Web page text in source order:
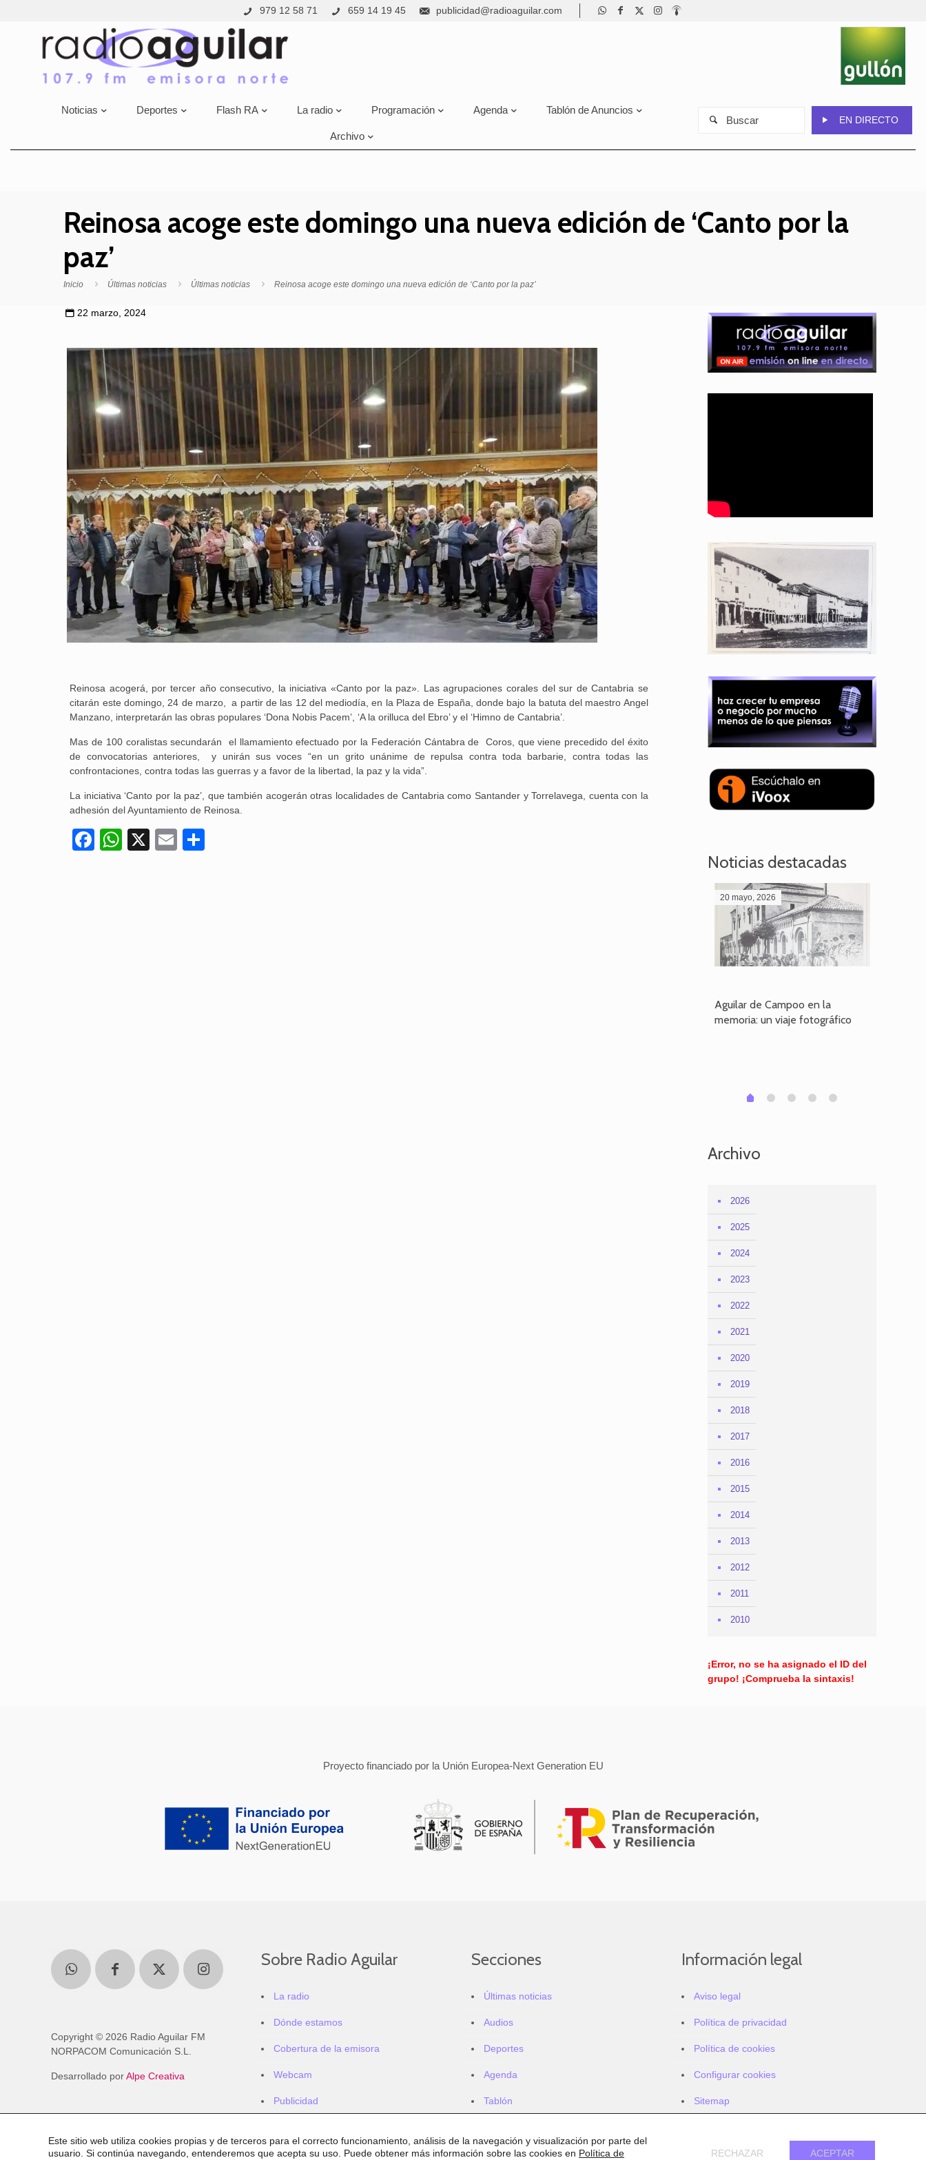
979 12 58 71 659 14 19 45 publicidad@radioaguilar.com
Noticias Deportes Flash RA La radio Programación Agenda Tablón de Anuncios
Archivo
EN DIRECTO
Reinosa acoge este domingo una nueva edición de ‘Canto por la
paz’
Inicio Últimas noticias Últimas noticias Reinosa acoge este domingo una nueva edición de ‘Canto por la paz’
22 marzo, 2024
Reinosa acogerá, por tercer año consecutivo, la iniciativa «Canto por la paz». Las agrupaciones corales del sur de Cantabria se
citarán este domingo, 24 de marzo, a partir de las 12 del mediodía, en la Plaza de España, donde bajo la batuta del maestro Angel
Manzano, interpretarán las obras populares ‘Dona Nobis Pacem’, ‘A la orilluca del Ebro’ y el ‘Himno de Cantabria’.
Mas de 100 coralistas secundarán el llamamiento efectuado por la Federación Cántabra de Coros, que viene precedido del éxito
de convocatorias anteriores, y unirán sus voces “en un grito unánime de repulsa contra toda barbarie, contra todas las
confrontaciones, contra todas las guerras y a favor de la libertad, la paz y la vida”.
La iniciativa ‘Canto por la paz’, que también acogerán otras localidades de Cantabria como Santander y Torrelavega, cuenta con la
adhesión del Ayuntamiento de Reinosa.
Facebook
WhatsApp
X Email
Noticias destacadas
20 mayo, 2026
Aguilar de Campoo en la
memoria: un viaje fotográfico
0 1 2 3 4
Archivo
2026
2025
2024
2023
2022
2021
2020
2019
2018
2017
2016
2015
2014
2013
2012
2011
2010
¡Error, no se ha asignado el ID del
grupo! ¡Comprueba la sintaxis!
Proyecto financiado por la Unión Europea-Next Generation EU
Copyright © 2026 Radio Aguilar FM
NORPACOM Comunicación S.L.
Desarrollado porAlpe Creativa
Sobre Radio Aguilar
La radio
Dónde estamos
Cobertura de la emisora
Webcam
Publicidad
Secciones
Últimas noticias
Audios
Deportes
Agenda
Tablón
Información legal
Aviso legal
Política de privacidad
Política de cookies
Configurar cookies
Sitemap
Este sitio web utiliza cookies propias y de terceros para el correcto funcionamiento, análisis de la navegación y visualización por parte del
usuario. Si continúa navegando, entenderemos que acepta su uso. Puede obtener más información sobre las cookies en Política de ACEPTAR
RECHAZAR